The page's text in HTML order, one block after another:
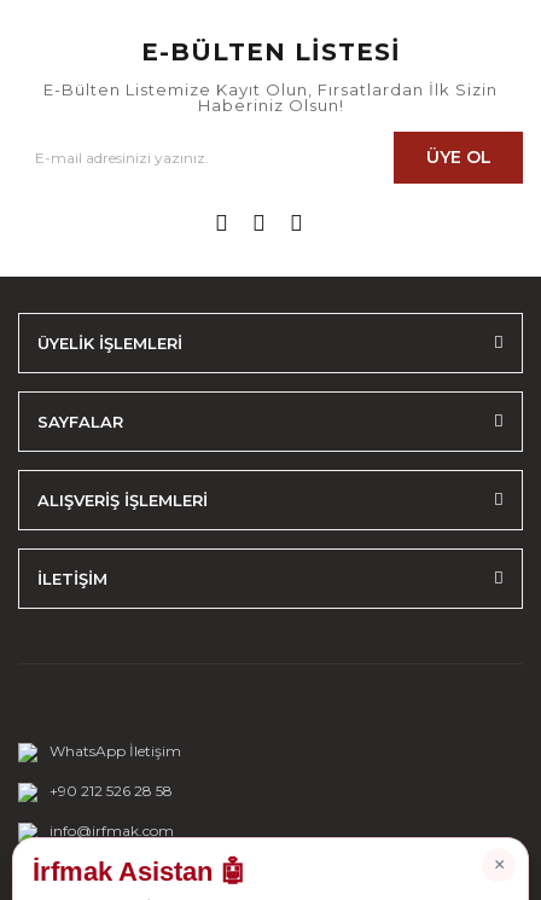
E-BÜLTEN LİSTESİ
E-Bülten Listemize Kayıt Olun, Fırsatlardan İlk Sizin
Haberiniz Olsun!
ÜYE OL
ÜYELİK İŞLEMLERİ
SAYFALAR
ALIŞVERİŞ İŞLEMLERİ
İLETİŞİM
WhatsApp İletişim
+90 212 526 28 58
info@irfmak.com
×
İrfmak Asistan 🤖